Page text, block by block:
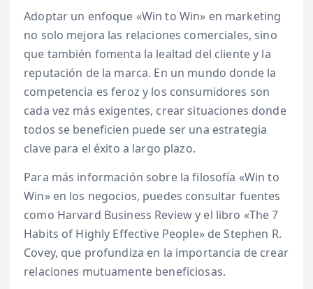
Adoptar un enfoque «Win to Win» en marketing
no solo mejora las relaciones comerciales, sino
que también fomenta la lealtad del cliente y la
reputación de la marca. En un mundo donde la
competencia es feroz y los consumidores son
cada vez más exigentes, crear situaciones donde
todos se beneficien puede ser una estrategia
clave para el éxito a largo plazo.
Para más información sobre la filosofía «Win to
Win» en los negocios, puedes consultar fuentes
como Harvard Business Review y el libro «The 7
Habits of Highly Effective People» de Stephen R.
Covey, que profundiza en la importancia de crear
relaciones mutuamente beneficiosas.